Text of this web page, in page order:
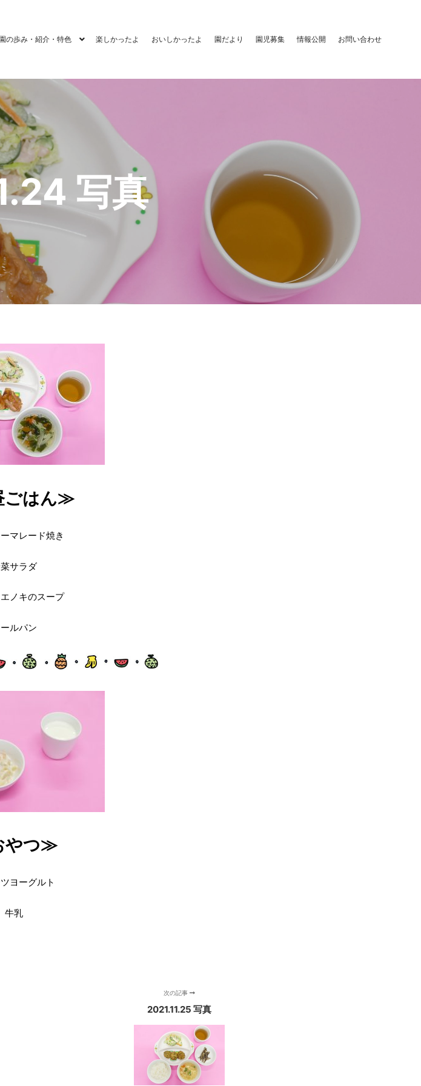
の歩み・紹介・特色 楽しかったよ おいしかったよ 園だより 園児募集 情報公開 お問い合わせ
写真
はん≫
マレード焼き
サラダ
ノキのスープ
ルパン
つ≫
ヨーグルト
牛乳
次の記事
2021.11.25 写真